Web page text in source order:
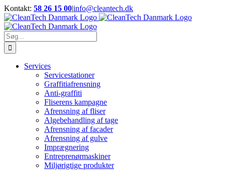
Skip
to
content
Kontakt: 58 26 15 00|info@cleantech.dk
Facebook
LinkedIn
YouTube
Søg
efter:
Services
Servicestationer
Graffitiafrensning
Anti-graffiti
Fliserens kampagne
Afrensning af fliser
Algebehandling af tage
Afrensning af facader
Afrensning af gulve
Imprægnering
Entreprenørmaskiner
Miljørigtige produkter